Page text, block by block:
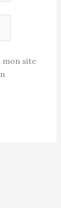
mon site